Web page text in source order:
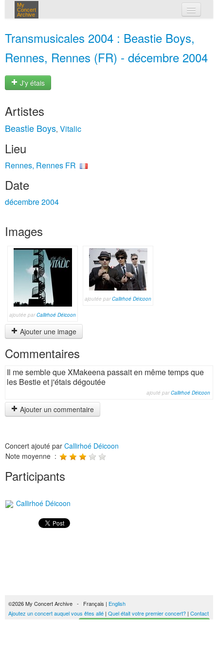
My
Concert
Archive
Transmusicales 2004 : Beastie Boys,
Rennes, Rennes (FR) - décembre 2004
J'y étais
Artistes
Beastie Boys, Vitalic
Lieu
Rennes, Rennes FR
Date
décembre 2004
Images
ajoutée parCallirhoé Déicoon
ajoutée parCallirhoé Déicoon
Ajouter une image
Commentaires
Il me semble que XMakeena passait en même temps que
les Bestie et j'étais dégoutée
ajouté parCallirhoé Déicoon
Ajouter un commentaire
Concert ajouté par Callirhoé Déicoon
Note moyenne :
Participants
Callirhoé Déicoon
©2026 My Concert Archive - Français | English
Ajoutez un concert auquel vous êtes allé | Quel était votre premier concert? | Contact